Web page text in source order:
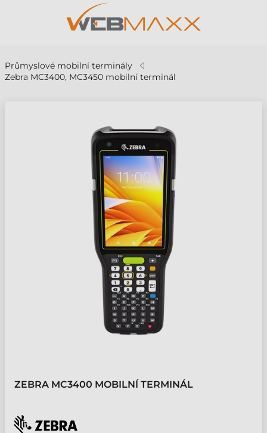
Průmyslové mobilní terminály
Zebra MC3400, MC3450 mobilní terminál
ZEBRA MC3400 MOBILNÍ TERMINÁL